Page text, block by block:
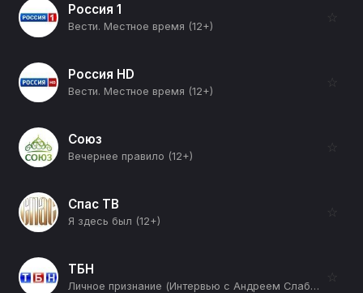
Россия 1
Вести. Местное время (12+)
☆
Россия HD
Вести. Местное время (12+)
☆
Союз
Вечернее правило (12+)
☆
Спас ТВ
Я здесь был (12+)
☆
ТБН
Личное признание (Интервью с Андреем Слабым, часть 2-я) (12+)
☆